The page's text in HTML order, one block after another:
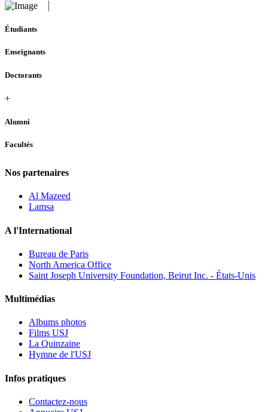
Étudiants
Enseignants
Doctorants
+
Alumni
Facultés
Nos partenaires
Al Mazeed
Lamsa
A l'International
Bureau de Paris
North America Office
Saint Joseph University Foundation, Beirut Inc. - États-Unis
Multimédias
Albums photos
Films USJ
La Quinzaine
Hymne de l'USJ
Infos pratiques
Contactez-nous